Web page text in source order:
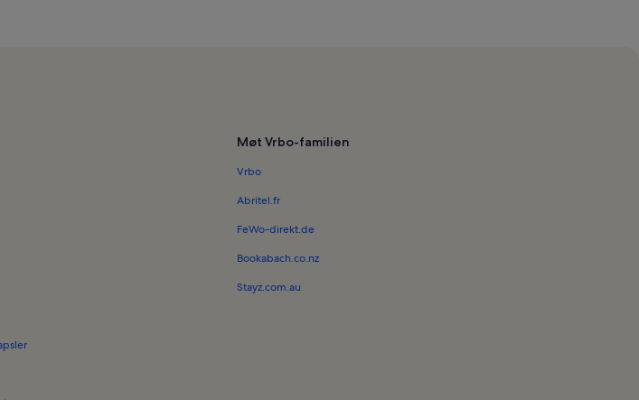
Møt Vrbo-familien
Vrbo
Abritel.fr
FeWo-direkt.de
Bookabach.co.nz
Stayz.com.au